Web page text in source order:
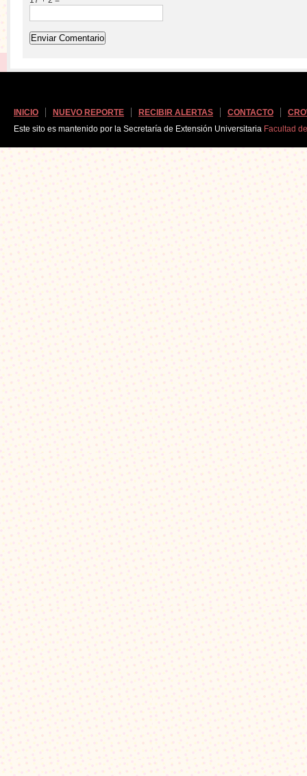
INICIO NUEVO REPORTE RECIBIR ALERTAS CONTACTO
Este sito es mantenido por la Secretaría de Extensión Universitaria Facultad